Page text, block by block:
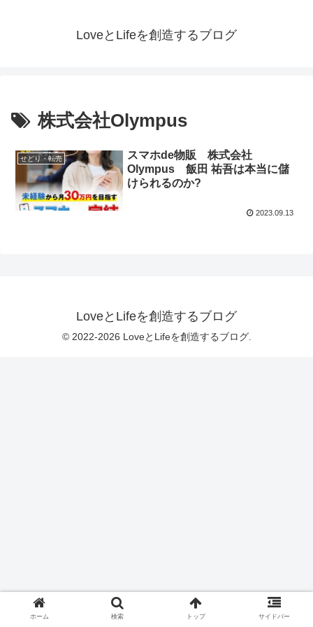
LoveとLifeを創造するブログ
株式会社Olympus
せどり・転売
スマホde物販 株式会社
Olympus 飯田 祐吾は本当に儲
けられるのか?
2023.09.13
LoveとLifeを創造するブログ
© 2022-2026 LoveとLifeを創造するブログ.
ホーム 検索 トップ サイドバー